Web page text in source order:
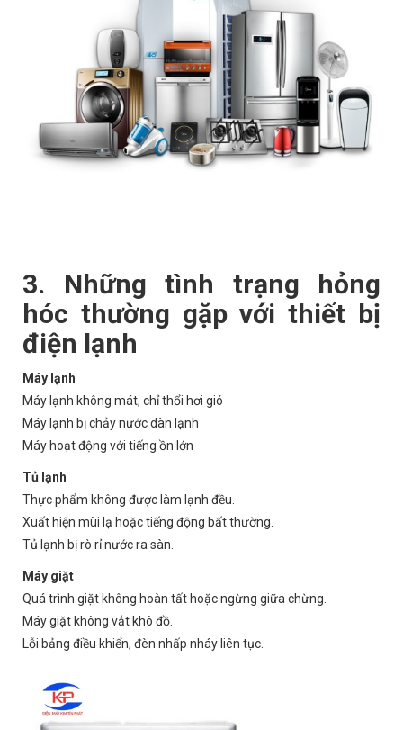
3. Những tình trạng hỏng
hóc thường gặp với thiết bị
điện lạnh
Máy lạnh
Máy lạnh không mát, chỉ thổi hơi gió
Máy lạnh bị chảy nước dàn lạnh
Máy hoạt động với tiếng ồn lớn
Tủ lạnh
Thực phẩm không được làm lạnh đều.
Xuất hiện mùi lạ hoặc tiếng động bất thường.
Tủ lạnh bị rò rỉ nước ra sàn.
Máy giặt
Quá trình giặt không hoàn tất hoặc ngừng giữa chừng.
Máy giặt không vắt khô đồ.
Lỗi bảng điều khiển, đèn nhấp nháy liên tục.